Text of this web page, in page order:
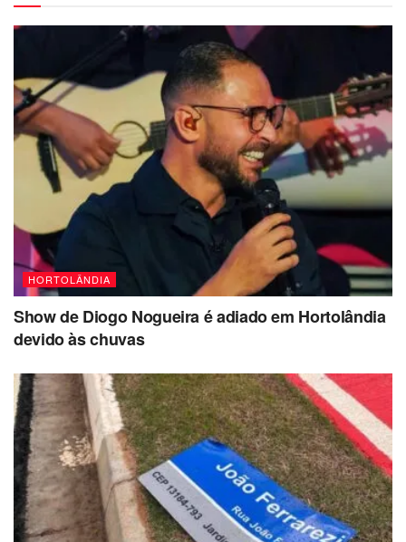
HORTOLÂNDIA
Show de Diogo Nogueira é adiado em Hortolândia
devido às chuvas